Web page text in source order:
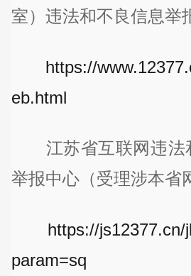
室）违法和不良信息举
https://
eb.html
江苏省互联网违法
举报中心（受理涉本省
https://
param=sq